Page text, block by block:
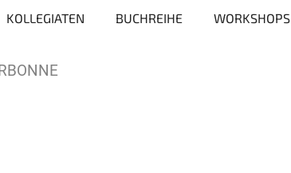
KOLLEGIATEN BUCHREIHE WORKSHOPS